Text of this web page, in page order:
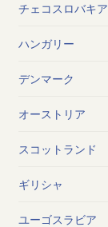
チェコスロバキア
ハンガリー
デンマーク
オーストリア
スコットランド
ギリシャ
ユーゴスラビア